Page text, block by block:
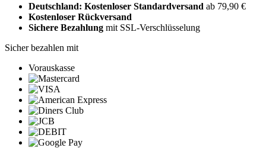
Deutschland: Kostenloser Standardversand ab 79,90 €
Kostenloser Rückversand
Sichere Bezahlung mit SSL-Verschlüsselung
Sicher bezahlen mit
Vorauskasse